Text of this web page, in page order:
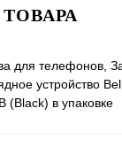
для телефонов,
устройство
(Black) в упаковке